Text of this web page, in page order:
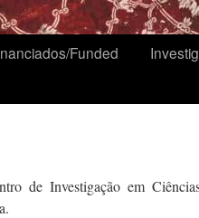
Funded
de Investigação em